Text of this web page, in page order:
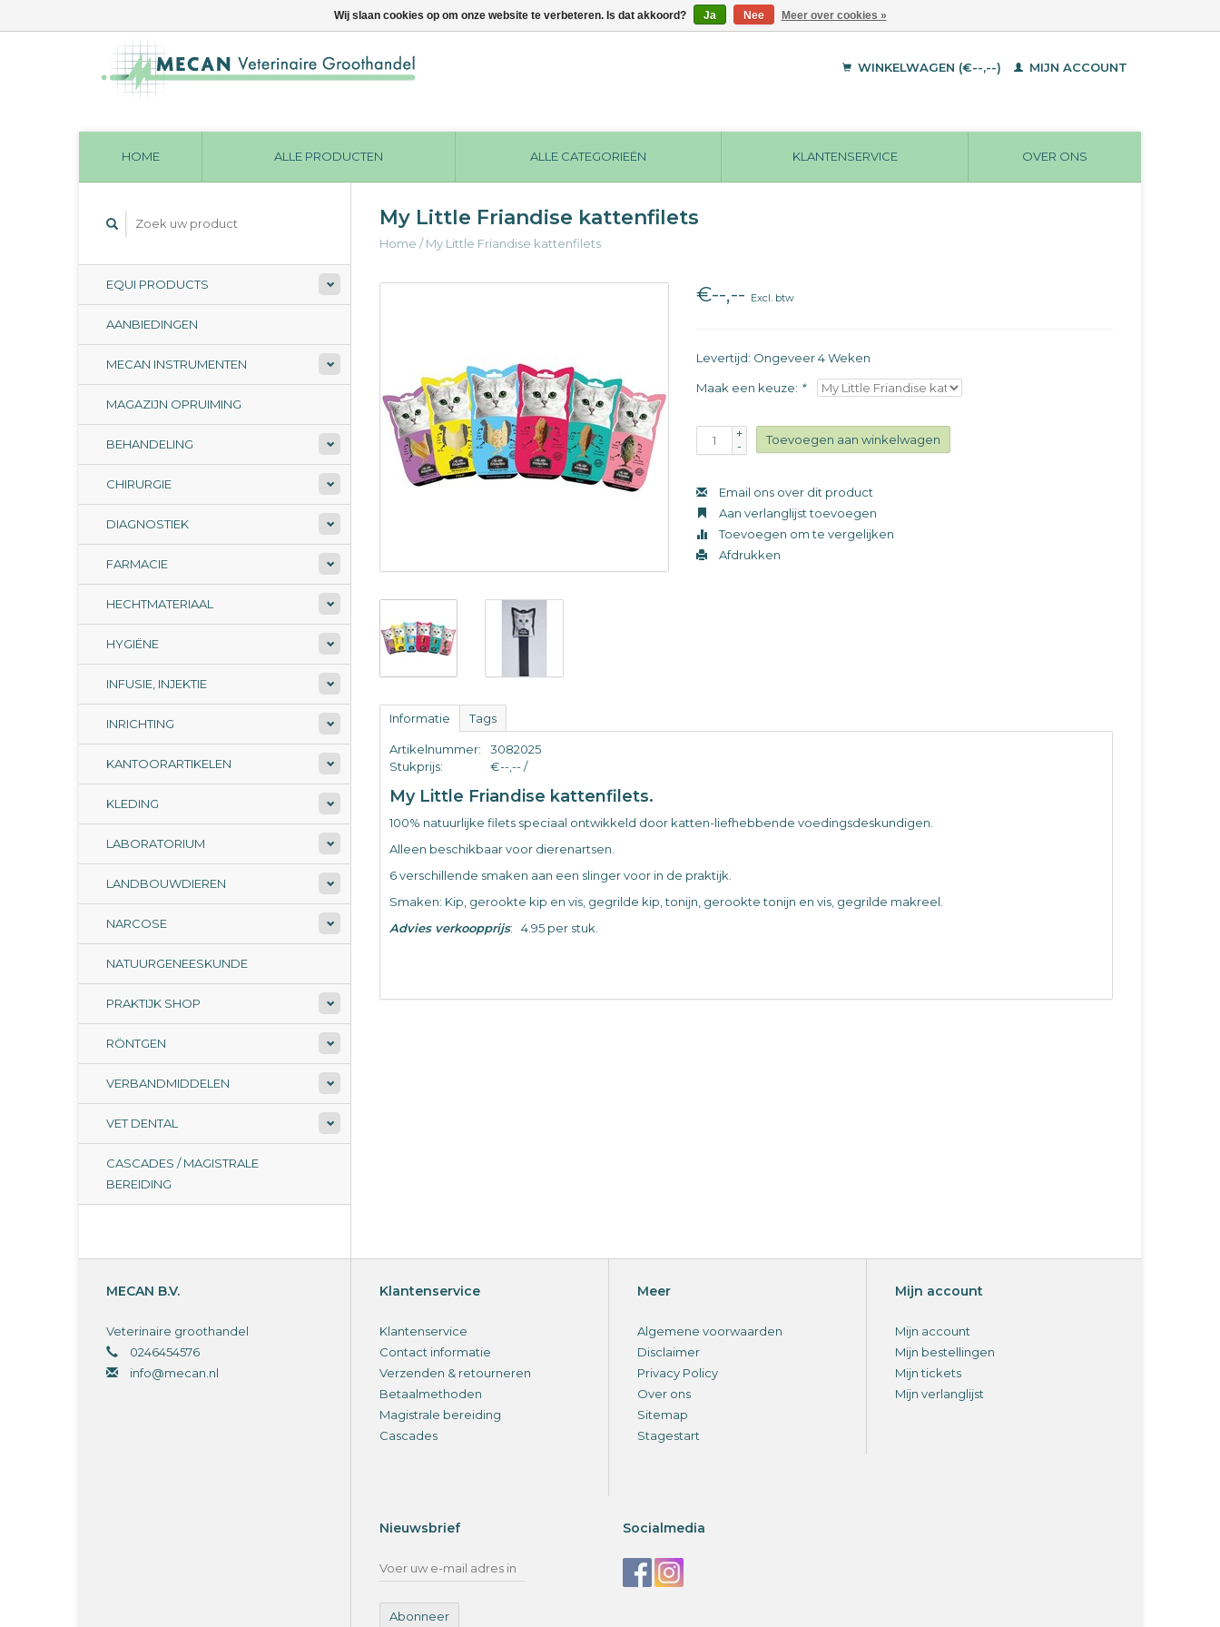
WINKELWAGEN (€--,--) MIJN ACCOUNT
HOME ALLE PRODUCTEN ALLE CATEGORIEËN KLANTENSERVICE OVER ONS
EQUI PRODUCTS
AANBIEDINGEN
MECAN INSTRUMENTEN
MAGAZIJN OPRUIMING
BEHANDELING
CHIRURGIE
DIAGNOSTIEK
FARMACIE
HECHTMATERIAAL
HYGIËNE
INFUSIE, INJEKTIE
INRICHTING
KANTOORARTIKELEN
KLEDING
LABORATORIUM
LANDBOUWDIEREN
NARCOSE
NATUURGENEESKUNDE
PRAKTIJK SHOP
RÖNTGEN
VERBANDMIDDELEN
VET DENTAL
CASCADES / MAGISTRALE
BEREIDING
My Little Friandise kattenfilets
Home /My Little Friandise kattenfilets
€--,-- Excl. btw
Levertijd: Ongeveer 4 Weken
Maak een keuze: *
+
-
Toevoegen aan winkelwagen
Email ons over dit product
Aan verlanglijst toevoegen
Toevoegen om te vergelijken
Afdrukken
Informatie Tags
Artikelnummer:
3082025
Stukprijs:
€--,-- /
My Little Friandise kattenfilets.
100% natuurlijke filets speciaal ontwikkeld door katten-liefhebbende voedingsdeskundigen.
Alleen beschikbaar voor dierenartsen.
6 verschillende smaken aan een slinger voor in de praktijk.
Smaken: Kip, gerookte kip en vis, gegrilde kip, tonijn, gerookte tonijn en vis, gegrilde makreel.
Advies verkoopprijs: 4.95 per stuk.
MECAN B.V.
Veterinaire groothandel
0246454576
info@mecan.nl
Klantenservice
Klantenservice
Contact informatie
Verzenden & retourneren
Betaalmethoden
Magistrale bereiding
Cascades
Meer
Algemene voorwaarden
Disclaimer
Privacy Policy
Over ons
Sitemap
Stagestart
Mijn account
Mijn account
Mijn bestellingen
Mijn tickets
Mijn verlanglijst
Nieuwsbrief
Abonneer
Socialmedia
Wij slaan cookies op om onze website te verbeteren. Is dat akkoord? Ja Nee Meer over cookies »